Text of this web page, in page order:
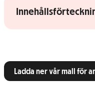
Visa/dölj
Ladda ner vår mall för